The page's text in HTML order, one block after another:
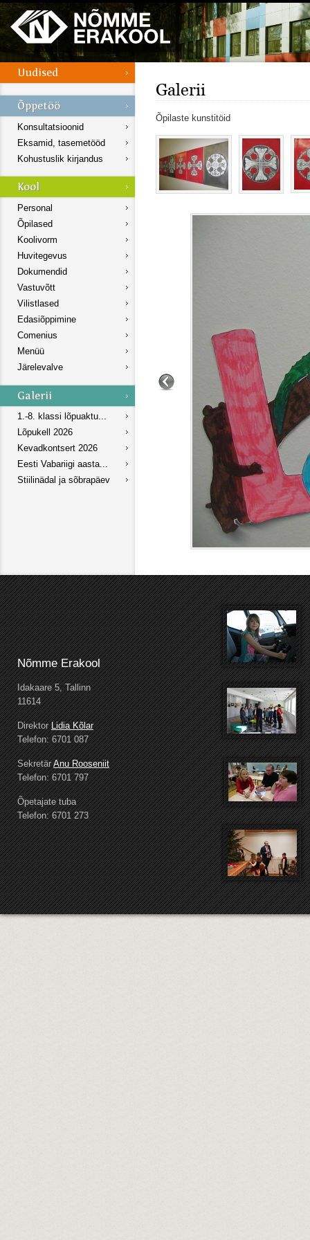
Konsultatsioonid
Eksamid, tasemetööd
Kohustuslik kirjandus
Personal
Õpilased
Koolivorm
Huvitegevus
Dokumendid
Vastuvõtt
Vilistlased
Edasiõppimine
Comenius
Menüü
Järelevalve
1.-8. klassi lõpuaktu...
Lõpukell 2026
Kevadkontsert 2026
Eesti Vabariigi aasta...
Stiilinädal ja sõbrapäev
Galerii
Õpilaste kunstitöid
Nõmme Erakool
Idakaare 5, Tallinn
11614
DirektorLidia Kõlar
Telefon: 6701 087
SekretärAnu Rooseniit
Telefon: 6701 797
Õpetajate tuba
Telefon: 6701 273